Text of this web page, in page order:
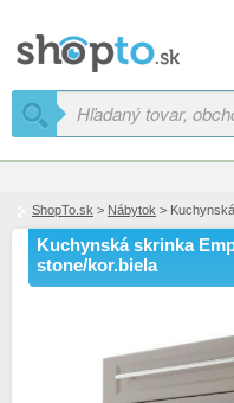
ShopTo.sk > Nábytok >
Kuchynská skrinka
stone/kor.biela